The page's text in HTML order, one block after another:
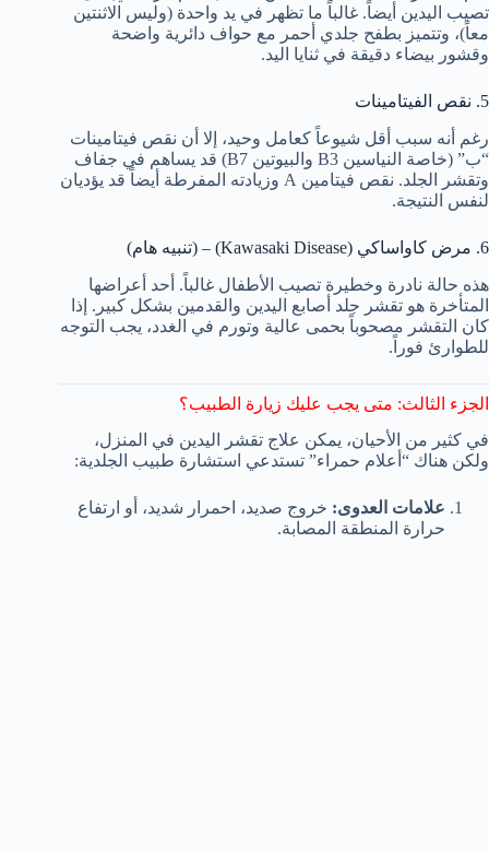
تصيب اليدين أيضاً. غالباً ما تظهر في يد واحدة (وليس الاثنتين
معاً)، وتتميز بطفح جلدي أحمر مع حواف دائرية واضحة
وقشور بيضاء دقيقة في ثنايا اليد.
5. نقص الفيتامينات
رغم أنه سبب أقل شيوعاً كعامل وحيد، إلا أن نقص فيتامينات
“ب” (خاصة النياسين B3 والبيوتين B7) قد يساهم في جفاف
وتقشر الجلد. نقص فيتامين A وزيادته المفرطة أيضاً قد يؤديان
لنفس النتيجة.
6. مرض كاواساكي (Kawasaki Disease) – (تنبيه هام)
هذه حالة نادرة وخطيرة تصيب الأطفال غالباً. أحد أعراضها
المتأخرة هو تقشر جلد أصابع اليدين والقدمين بشكل كبير. إذا
كان التقشر مصحوباً بحمى عالية وتورم في الغدد، يجب التوجه
للطوارئ فوراً.
الجزء الثالث: متى يجب عليك زيارة الطبيب؟
في كثير من الأحيان، يمكن علاج تقشر اليدين في المنزل،
ولكن هناك “أعلام حمراء” تستدعي استشارة طبيب الجلدية:
علامات العدوى: خروج صديد، احمرار شديد، أو ارتفاع
حرارة المنطقة المصابة.